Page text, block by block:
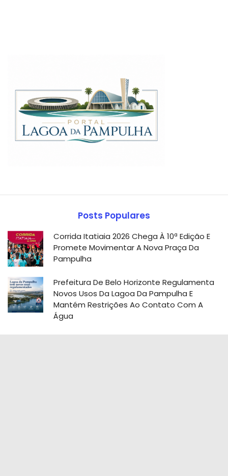
Posts Populares
Corrida Itatiaia 2026 Chega À 10ª Edição E
Promete Movimentar A Nova Praça Da
Pampulha
Prefeitura De Belo Horizonte Regulamenta
Novos Usos Da Lagoa Da Pampulha E
Mantém Restrições Ao Contato Com A
Água